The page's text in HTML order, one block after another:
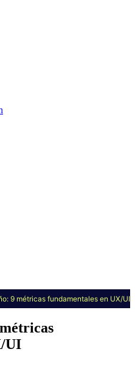
9 métricas fundamentales en UX/UI
UI